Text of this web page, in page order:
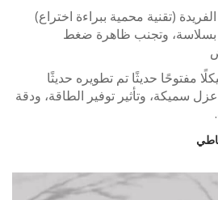
(تقنية محمية ببراءة اختراع)
وتجنب ظاهرة ضغط
حديثًا تم تطويره حديثًا
وتأثير توفير الطاقة، ودقة